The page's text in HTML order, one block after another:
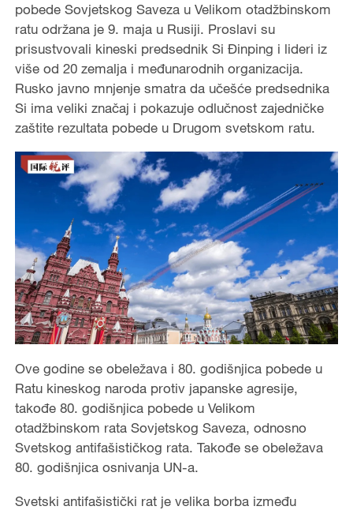
pobede Sovjetskog Saveza u Velikom otadžbinskom
ratu održana je 9. maja u Rusiji. Proslavi su
prisustvovali kineski predsednik Si Đinping i lideri iz
više od 20 zemalja i međunarodnih organizacija.
Rusko javno mnjenje smatra da učešće predsednika
Si ima veliki značaj i pokazuje odlučnost zajedničke
zaštite rezultata pobede u Drugom svetskom ratu.
Ove godine se obeležava i 80. godišnjica pobede u
Ratu kineskog naroda protiv japanske agresije,
takođe 80. godišnjica pobede u Velikom
otadžbinskom rata Sovjetskog Saveza, odnosno
Svetskog antifašističkog rata. Takođe se obeležava
80. godišnjica osnivanja UN-a.
Svetski antifašistički rat je velika borba između